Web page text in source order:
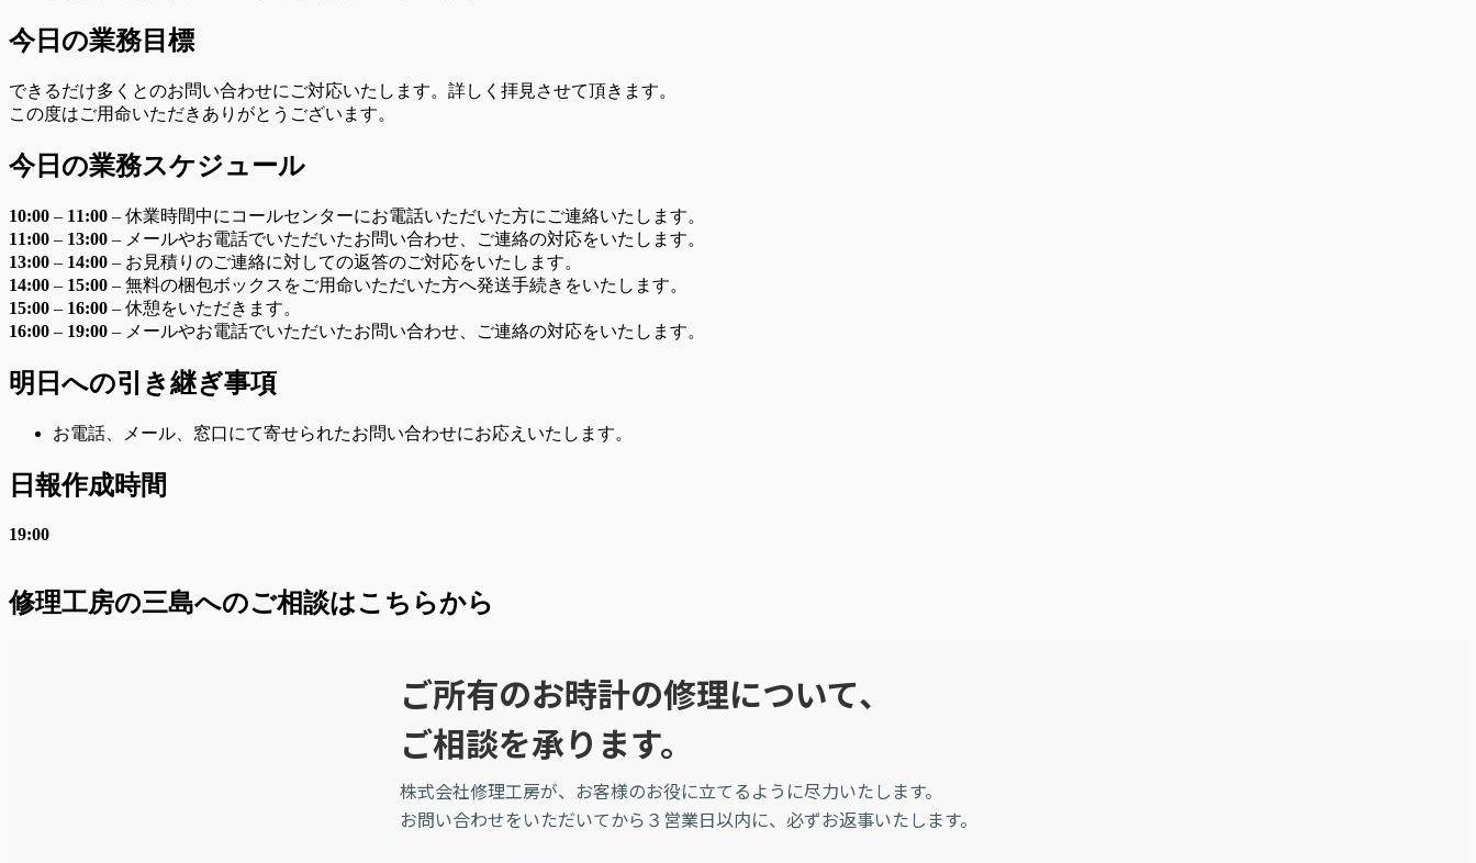
今日の業務目標
できるだけ多くとのお問い合わせにご対応いたします。詳しく拝見させて頂きます。
この度はご用命いただきありがとうございます。
今日の業務スケジュール
10:00 – 11:00 – 休業時間中にコールセンターにお電話いただいた方にご連絡いたします。
11:00 – 13:00 – メールやお電話でいただいたお問い合わせ、ご連絡の対応をいたします。
13:00 – 14:00 – お見積りのご連絡に対しての返答のご対応をいたします。
14:00 – 15:00 – 無料の梱包ボックスをご用命いただいた方へ発送手続きをいたします。
15:00 – 16:00 – 休憩をいただきます。
16:00 – 19:00 – メールやお電話でいただいたお問い合わせ、ご連絡の対応をいたします。
明日への引き継ぎ事項
お電話、メール、窓口にて寄せられたお問い合わせにお応えいたします。
日報作成時間
19:00
修理工房の三島へのご相談はこちらから